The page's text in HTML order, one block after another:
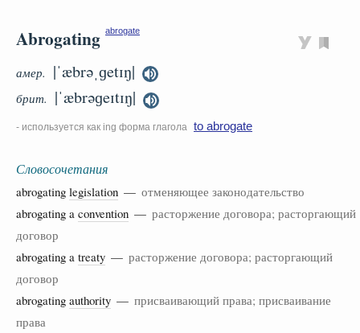
Abrogating abrogate
амер. |ˈæbrəˌɡetɪŋ|
брит. |ˈæbrəɡeɪtɪŋ|
- используется как ing форма глагола to abrogate
Словосочетания
abrogating legislation — отменяющее законодательство
abrogating a convention — расторжение договора; расторгающий
договор
abrogating a treaty — расторжение договора; расторгающий
договор
abrogating authority — присваивающий права; присваивание
права